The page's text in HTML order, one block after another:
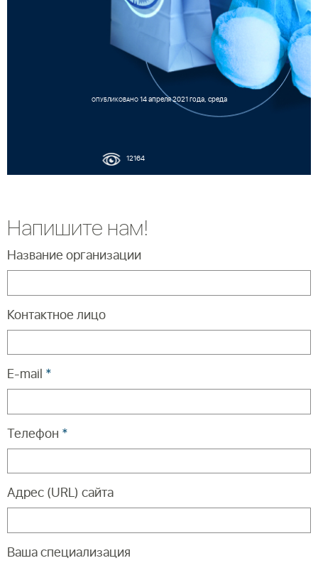
ОПУБЛИКОВАНО 14 апреля 2021 года, среда
12164
Напишите нам!
Название организации
Контактное лицо
E-mail *
Телефон *
Адрес (URL) сайта
Ваша специализация